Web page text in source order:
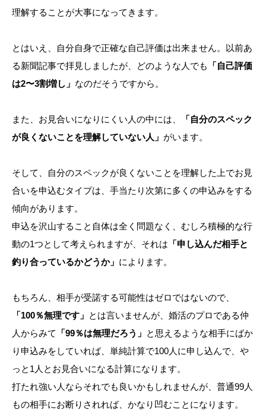
理解することが大事になってきます。
とはいえ、自分自身で正確な自己評価は出来ません。以前あ
る新聞記事で拝見しましたが、どのような人でも
「自己評価
は2〜3割増し」 なのだそうですから。
また、お見合いになりにくい人の中には、
「自分のスペック
が良くないことを理解していない人」 がいます。
そして、自分のスペックが良くないことを理解した上でお見
合いを申込むタイプは、手当たり次第に多くの申込みをする
傾向があります。
申込を沢山すること自体は全く問題なく、むしろ積極的な行
動の1つとして考えられますが、それは 「申し込んだ相手と
釣り合っているかどうか」 によります。
もちろん、相手が受諾する可能性はゼロではないので、
「100％無理です」 とは言いませんが、婚活のプロである仲
人からみて
「99％は無理だろう」 と思えるような相手にばか
り申込みをしていれば、単純計算で100人に申し込んで、や
っと1人とお見合いになる計算になります。
打たれ強い人ならそれでも良いかもしれませんが、普通99人
もの相手にお断りされれば、かなり凹むことになります。